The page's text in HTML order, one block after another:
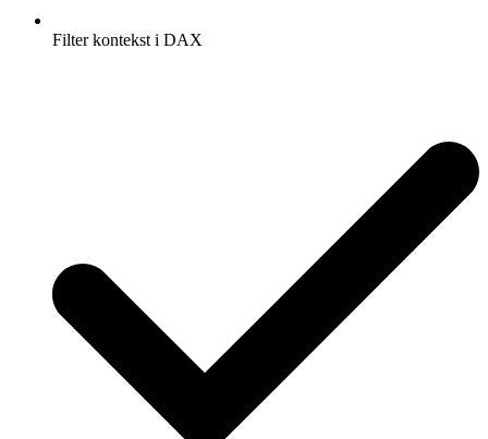
Filter kontekst i DAX